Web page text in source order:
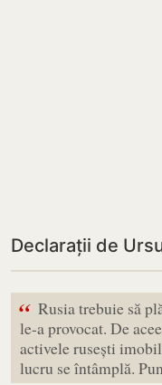
Declarații de
“ Rusia trebuie să
le-a provocat. De
activele rusești
lucru se întâmplă.